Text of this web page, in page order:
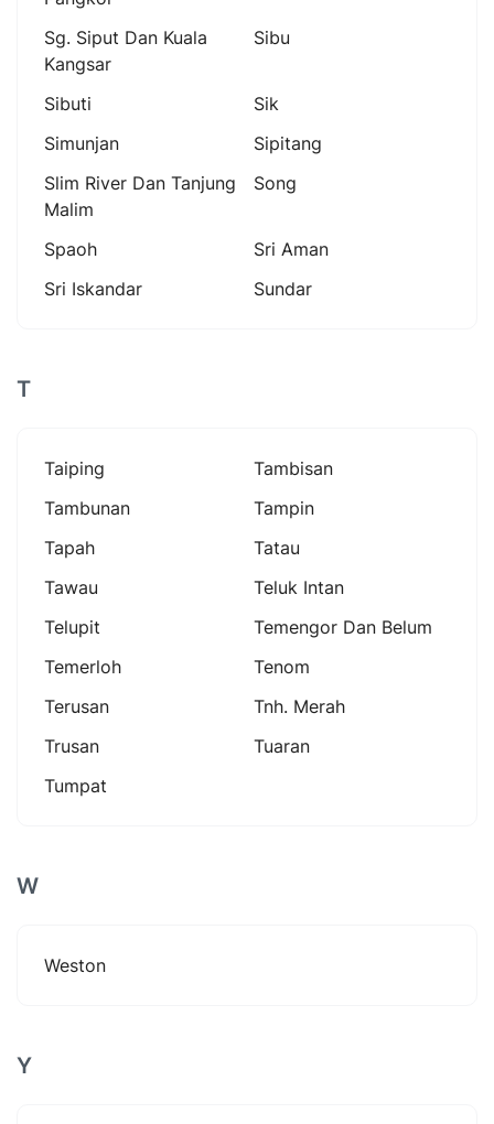
Sg. Siput Dan Kuala
Kangsar
Sibu
Sibuti
Sik
Simunjan
Sipitang
Slim River Dan Tanjung
Malim
Song
Spaoh
Sri Aman
Sri Iskandar
Sundar
T
Taiping
Tambisan
Tambunan
Tampin
Tapah
Tatau
Tawau
Teluk Intan
Telupit
Temengor Dan Belum
Temerloh
Tenom
Terusan
Tnh. Merah
Trusan
Tuaran
Tumpat
W
Weston
Y